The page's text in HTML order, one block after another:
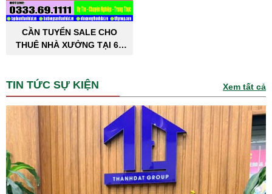
CẦN TUYỂN SALE CHO
THUÊ NHÀ XƯỞNG TẠI 63
TIN TỨC SỰ KIỆN Xem tất cả